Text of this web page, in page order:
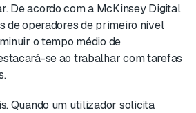
De acordo com a McKinsey Digital
de operadores de primeiro nível
o tempo médio de
se ao trabalhar com tarefas
Quando um utilizador solicita